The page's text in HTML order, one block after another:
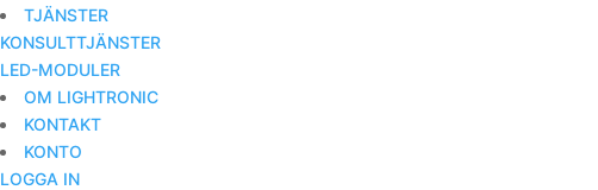
TJÄNSTER
KONSULTTJÄNSTER
LED-MODULER
OM LIGHTRONIC
KONTAKT
KONTO
LOGGA IN